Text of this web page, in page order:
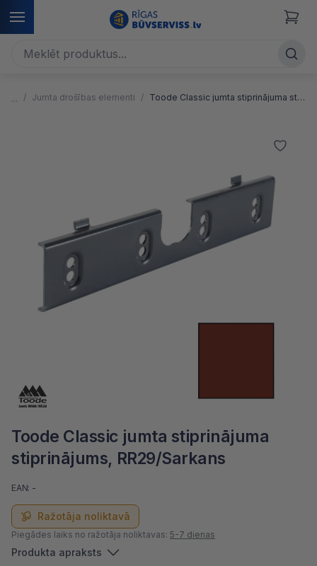
Jumta drošības elementi Toode Classic jumta stiprinājuma stiprinājums
Toode Classic jumta stiprinājuma
stiprinājums, RR29/Sarkans
Ražotāja noliktavā
EAN: -
Piegādes laiks no ražotāja noliktavas: 5-7 dienas
Produkta apraksts